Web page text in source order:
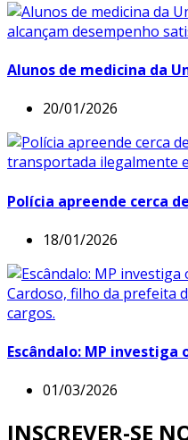
Alunos de medicina da
20/01/2026
Polícia apreende cerca
18/01/2026
Escândalo: MP investiga
01/03/2026
INSCREVER-SE